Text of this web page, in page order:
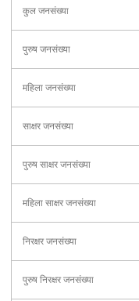
कुल जनसंख्या
पुरुष जनसंख्या
महिला जनसंख्या
साक्षर जनसंख्या
पुरुष साक्षर जनसंख्या
महिला साक्षर जनसंख्या
निरक्षर जनसंख्या
पुरुष निरक्षर जनसंख्या